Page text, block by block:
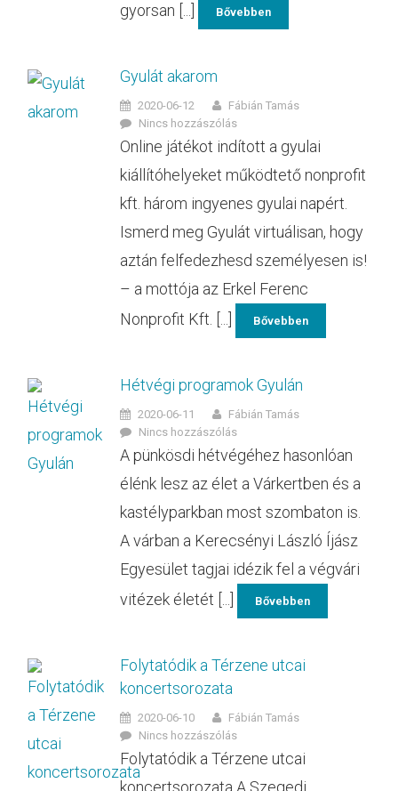
gyorsan [...]
Bővebben
Gyulát akarom
2020-06-12
Fábián Tamás
Nincs hozzászólás
Online játékot indított a gyulai
kiállítóhelyeket működtető nonprofit
kft. három ingyenes gyulai napért.
Ismerd meg Gyulát virtuálisan, hogy
aztán felfedezhesd személyesen is!
– a mottója az Erkel Ferenc
Nonprofit Kft. [...]
Bővebben
Hétvégi programok Gyulán
2020-06-11
Fábián Tamás
Nincs hozzászólás
A pünkösdi hétvégéhez hasonlóan
élénk lesz az élet a Várkertben és a
kastélyparkban most szombaton is.
A várban a Kerecsényi László Íjász
Egyesület tagjai idézik fel a végvári
vitézek életét [...]
Bővebben
Folytatódik a Térzene utcai
koncertsorozata
2020-06-10
Fábián Tamás
Nincs hozzászólás
Folytatódik a Térzene utcai
koncertsorozata A Szegedi